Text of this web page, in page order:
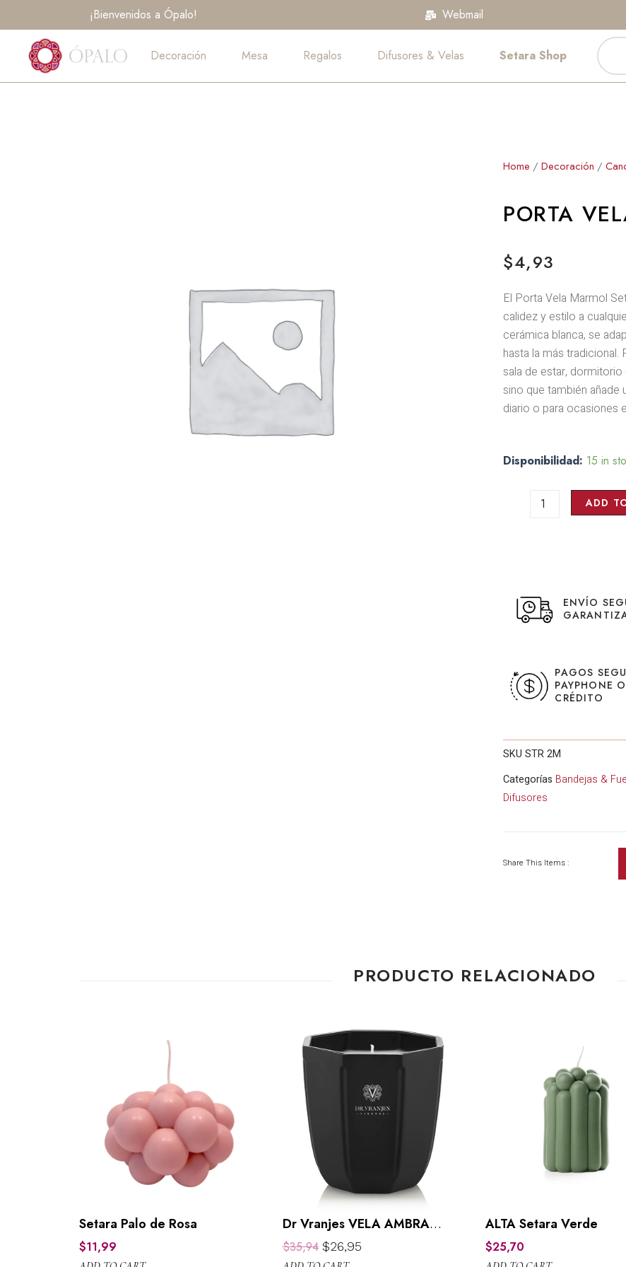
al
contenido
¡Bienvenidos a Ópalo! Webmail
Decoración Mesa Regalos Difusores & Velas Setara Shop
de
Home / Decoración /
PORTA
$4,93
El Porta Vela Marmol
calidez y estilo a
cerámica blanca, se
hasta la más
sala de estar,
sino que también añade
diario o para ocasiones
Disponibilidad: 15 in
Porta
Vela
ADD
ENVÍO
PAGOS
PAYPHONE
CRÉDITO
SKU STR 2M
Categorías Bandejas &
Difusores
Share This Items :
PRODUCTO RELACIONADO
Setara Palo de Rosa
$11,99
Dr Vranjes VELA AMBRA
ONYX 80GR
$35,94 O
$26,95C
ALTA Setara Verde
$25,70